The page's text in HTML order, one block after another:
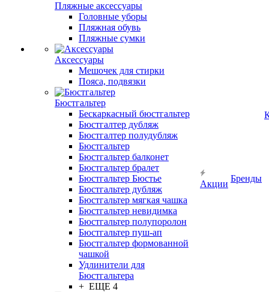
Пляжные аксессуары
Головные уборы
Пляжная обувь
Пляжные сумки
Аксессуары
Мешочек для стирки
Пояса, подвязки
Бюстгальтер
Бескаркасный бюстгальтер
Бюстгалтер дубляж
Бюстгалтер полудубляж
Бюстгальтер
Бюстгальтер балконет
Бюстгальтер бралет
Бюстгальтер Бюстье
Бюстгальтер дубляж
Бюстгальтер мягкая чашка
Бюстгальтер невидимка
Бюстгальтер полупоролон
Бюстгальтер пуш-ап
Бюстгальтер формованной
чашкой
Удлинители для
Бюстгальтера
+ ЕЩЕ 4
Акции
Бренды